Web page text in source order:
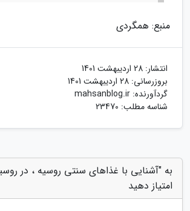
منبع: همگردی
انتشار: 28 اردیبهشت 1401
بروزرسانی: 28 اردیبهشت 1401
گردآورنده: mahsanblog.ir
شناسه مطلب: 23470
به "آشنایی با غذاهای سنتی روسیه ، در
امتیاز دهید